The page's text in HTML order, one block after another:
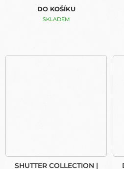
DO KOŠÍKU
SKLADEM
SHUTTER COLLECTION |